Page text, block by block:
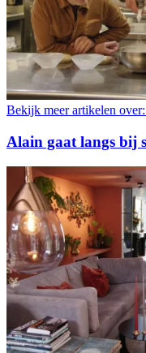
Bekijk meer artikelen over:
Alain gaat langs bij